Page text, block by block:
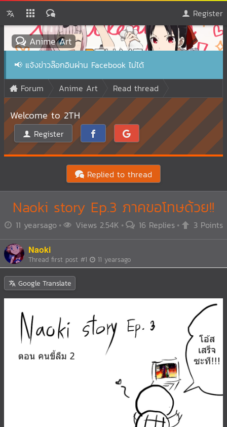
Register
Anime Art
📢 แจ้งข่าวล๊อกอินผ่าน Facebook ไม่ได้
Forum
Anime Art Read thread
Welcome to 2TH
Register
Replied to thread
Naoki story Ep.3 ภาคขอโทษด้วย!!
11 yearsago Views 2.54K 16 Replies 3 Points
Naoki
Thread first post #1 11 yearsago
Google Translate